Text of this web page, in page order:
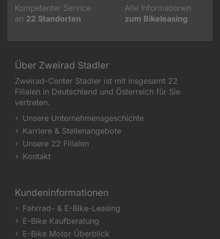
Kompetenter Service
an 22 Standorten
Alle Informationen
zum Bikeleasing
Über Zweirad Stadler
Zweirad-Center Stadler ist mit insgesamt 22
Filialen in Deutschland und Österreich für Sie
vertreten.
Unsere Unternehmensgeschichte
Karriere & Stellenangebote
Unsere 22 Filialen
Kontakt
Kundeninformationen
Fahrrad- & E-Bike-Leasing
E-Bike Kaufberatung
E-Bike Motor Überblick